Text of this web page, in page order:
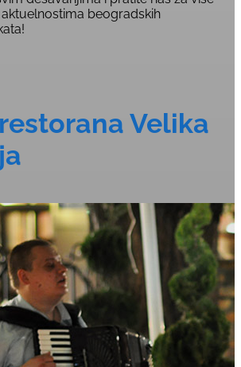
beogradskih
Velika